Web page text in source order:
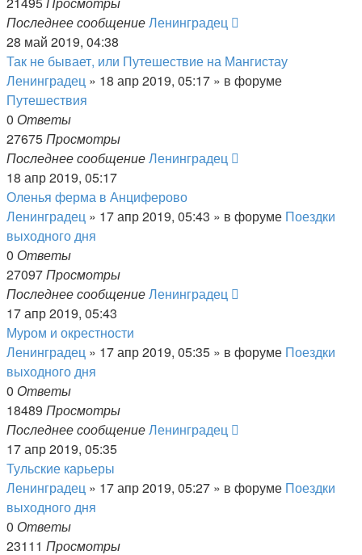
Последнее сообщениеЛенинградец
28 май 2019, 04:38
Так не бывает, или Путешествие на Мангистау
Ленинградец » 18 апр 2019, 05:17 » в форуме
Путешествия
0 Ответы
27675Просмотры
Последнее сообщениеЛенинградец
18 апр 2019, 05:17
Оленья ферма в Анциферово
Ленинградец » 17 апр 2019, 05:43 » в форуме Поездки
выходного дня
0 Ответы
27097Просмотры
Последнее сообщениеЛенинградец
17 апр 2019, 05:43
Муром и окрестности
Ленинградец » 17 апр 2019, 05:35 » в форуме Поездки
выходного дня
0 Ответы
18489 Просмотры
Последнее сообщениеЛенинградец
17 апр 2019, 05:35
Тульские карьеры
Ленинградец » 17 апр 2019, 05:27 » в форуме Поездки
выходного дня
0 Ответы
23111 Просмотры